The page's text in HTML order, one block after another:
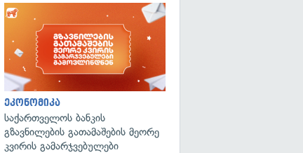
გადახედვა
ეკონომიკა
საქართველოს ბანკის
გზავნილების გათამაშების მეორე
კვირის გამარჯვებულები